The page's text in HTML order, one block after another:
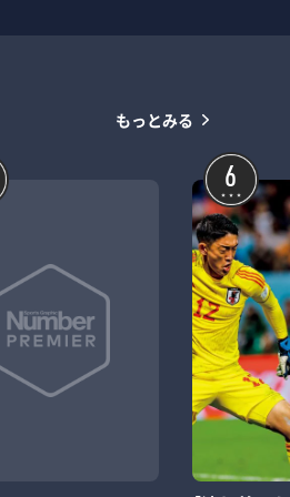
もっとみる
6